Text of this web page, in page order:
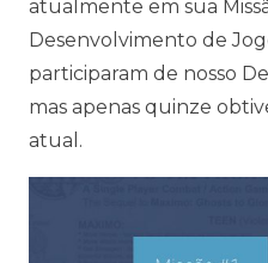
atualmente em sua
Desenvolvimento de
participaram de nosso
mas apenas quinze
atual.